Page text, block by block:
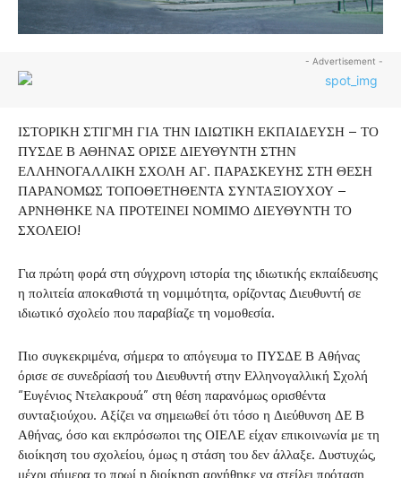
- Advertisement -
ΙΣΤΟΡΙΚΗ ΣΤΙΓΜΗ ΓΙΑ ΤΗΝ ΙΔΙΩΤΙΚΗ ΕΚΠΑΙΔΕΥΣΗ – ΤΟ
ΠΥΣΔΕ Β ΑΘΗΝΑΣ ΟΡΙΣΕ ΔΙΕΥΘΥΝΤΗ ΣΤΗΝ
ΕΛΛΗΝΟΓΑΛΛΙΚΗ ΣΧΟΛΗ ΑΓ. ΠΑΡΑΣΚΕΥΗΣ ΣΤΗ ΘΕΣΗ
ΠΑΡΑΝΟΜΩΣ ΤΟΠΟΘΕΤΗΘΕΝΤΑ ΣΥΝΤΑΞΙΟΥΧΟΥ –
ΑΡΝΗΘΗΚΕ ΝΑ ΠΡΟΤΕΙΝΕΙ ΝΟΜΙΜΟ ΔΙΕΥΘΥΝΤΗ ΤΟ
ΣΧΟΛΕΙΟ!
Για πρώτη φορά στη σύγχρονη ιστορία της ιδιωτικής εκπαίδευσης
η πολιτεία αποκαθιστά τη νομιμότητα, ορίζοντας Διευθυντή σε
ιδιωτικό σχολείο που παραβίαζε τη νομοθεσία.
Πιο συγκεκριμένα, σήμερα το απόγευμα το ΠΥΣΔΕ Β Αθήνας
όρισε σε συνεδρίασή του Διευθυντή στην Ελληνογαλλική Σχολή
“Ευγένιος Ντελακρουά” στη θέση παρανόμως ορισθέντα
συνταξιούχου. Αξίζει να σημειωθεί ότι τόσο η Διεύθυνση ΔΕ Β
Αθήνας, όσο και εκπρόσωποι της ΟΙΕΛΕ είχαν επικοινωνία με τη
διοίκηση του σχολείου, όμως η στάση του δεν άλλαξε. Δυστυχώς,
μέχρι σήμερα το πρωί η διοίκηση αρνήθηκε να στείλει πρόταση